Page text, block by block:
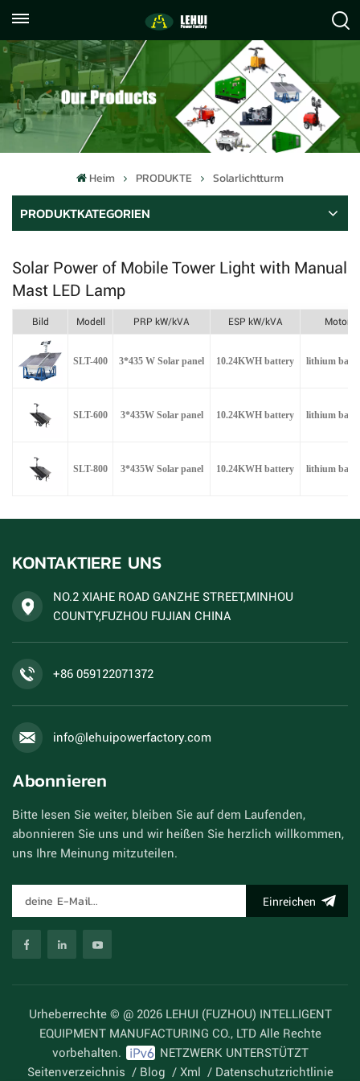
059122071372
info@lehuipowerfactory.com
Heim PRODUKTE Solarlichtturm
PRODUKTKATEGORIEN
Solar Power of Mobile Tower Light with Manual
Mast LED Lamp
Bild Modell PRP kW/kVA ESP kW/kVA Motor
SLT-400 3*435 W Solar panel 10.24KWH battery lithium
SLT-600 3*435W Solar panel 10.24KWH battery lithium
SLT-800 3*435W Solar panel 10.24KWH battery lithium
KONTAKTIERE UNS
NO.2 XIAHE ROAD GANZHE STREET,MINHOU
COUNTY,FUZHOU FUJIAN CHINA
+86 059122071372
info@lehuipowerfactory.com
Abonnieren
Bitte lesen Sie weiter, bleiben Sie auf dem Laufenden,
abonnieren Sie uns und wir heißen Sie herzlich willkommen,
uns Ihre Meinung mitzuteilen.
Einreichen
Urheberrechte © @ 2026 LEHUI (FUZHOU) INTELLIGENT
EQUIPMENT MANUFACTURING CO., LTD Alle Rechte
vorbehalten.
NETZWERK UNTERSTÜTZT
Seitenverzeichnis / Blog / Xml / Datenschutzrichtlinie